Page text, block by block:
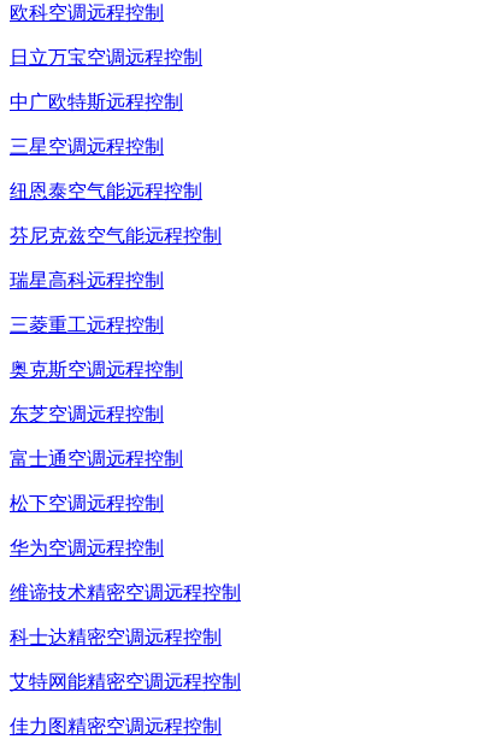
欧科空调远程控制
日立万宝空调远程控制
中广欧特斯远程控制
三星空调远程控制
纽恩泰空气能远程控制
芬尼克兹空气能远程控制
瑞星高科远程控制
三菱重工远程控制
奥克斯空调远程控制
东芝空调远程控制
富士通空调远程控制
松下空调远程控制
华为空调远程控制
维谛技术精密空调远程控制
科士达精密空调远程控制
艾特网能精密空调远程控制
佳力图精密空调远程控制